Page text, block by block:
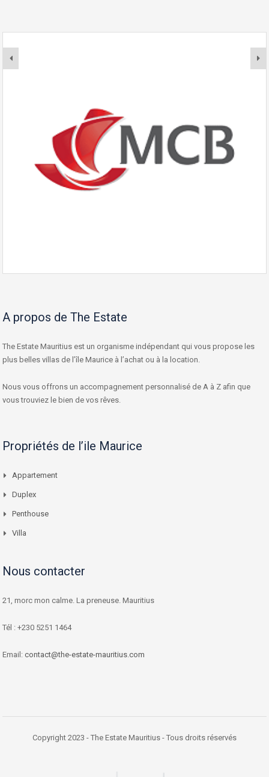
A propos de The Estate
The Estate Mauritius est un organisme indépendant qui vous propose les
plus belles villas de l’île Maurice à l’achat ou à la location.
Nous vous offrons un accompagnement personnalisé de A à Z afin que
vous trouviez le bien de vos rêves.
Propriétés de l’ile Maurice
Appartement
Duplex
Penthouse
Villa
Nous contacter
21, morc mon calme. La preneuse. Mauritius
Tél : +230 5251 1464
Email: contact@the-estate-mauritius.com
Copyright 2023 - The Estate Mauritius - Tous droits réservés